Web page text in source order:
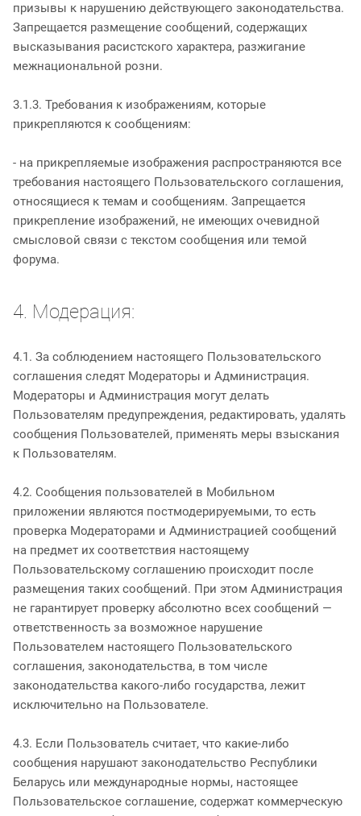
призывы к нарушению действующего законодательства.
Запрещается размещение сообщений, содержащих
высказывания расистского характера, разжигание
межнациональной розни.
3.1.3. Требования к изображениям, которые
прикрепляются к сообщениям:
- на прикрепляемые изображения распространяются все
требования настоящего Пользовательского соглашения,
относящиеся к темам и сообщениям. Запрещается
прикрепление изображений, не имеющих очевидной
смысловой связи с текстом сообщения или темой
форума.
4. Модерация:
4.1. За соблюдением настоящего Пользовательского
соглашения следят Модераторы и Администрация.
Модераторы и Администрация могут делать
Пользователям предупреждения, редактировать, удалять
сообщения Пользователей, применять меры взыскания
к Пользователям.
4.2. Сообщения пользователей в Мобильном
приложении являются постмодерируемыми, то есть
проверка Модераторами и Администрацией сообщений
на предмет их соответствия настоящему
Пользовательскому соглашению происходит после
размещения таких сообщений. При этом Администрация
не гарантирует проверку абсолютно всех сообщений —
ответственность за возможное нарушение
Пользователем настоящего Пользовательского
соглашения, законодательства, в том числе
законодательства какого-либо государства, лежит
исключительно на Пользователе.
4.3. Если Пользователь считает, что какие-либо
сообщения нарушают законодательство Республики
Беларусь или международные нормы, настоящее
Пользовательское соглашение, содержат коммерческую